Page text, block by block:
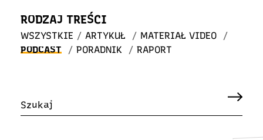
RODZAJ TREŚCI
WSZYSTKIE / ARTYKUŁ / MATERIAŁ VIDEO
/
PODCAST
/ PORADNIK / RAPORT